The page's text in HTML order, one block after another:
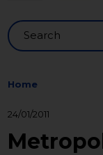
Search
Home
24/01/2011